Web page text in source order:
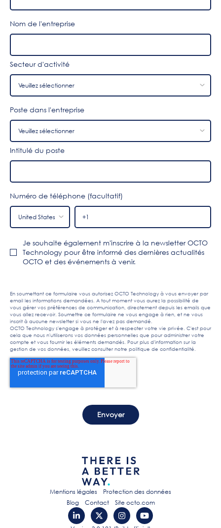
Nom de l'entreprise
Secteur d'activité
Poste dans l'entreprise
Intitulé du poste
Numéro de téléphone (facultatif)
Je souhaite également m'inscrire à la newsletter OCTO
Technology pour être informé des dernières actualités
OCTO et des événements à venir.
En soumettant ce formulaire vous autorisez OCTO Technology à vous envoyer par
email les informations demandées. A tout moment vous aurez la possibilité de
vous gérer vos préférences de communication, directement depuis les emails que
vous allez recevoir. Soumettre ce formulaire ne vous engage à rien, et ne vous
inscrit à aucune newsletter si vous ne l'avez pas demandé.
OCTO Technology s'engage à protéger et à respecter votre vie privée. C'est pour
cela que nous n'utiliserons vos données personnelles que pour administrer votre
compte et vous fournir les éléments demandés. Pour plus d'information sur la
gestion de vos données, veuillez consulter notre politique de confidentialité.
Mentions légales
Protection des données
Blog
Contact Site octo.com